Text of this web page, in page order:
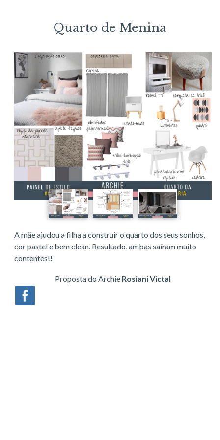
Quarto de Menina
A mãe ajudou a filha a construir o quarto dos seus sonhos,
cor pastel e bem clean. Resultado, ambas saíram muito
contentes!!
Proposta do Archie Rosiani Victal